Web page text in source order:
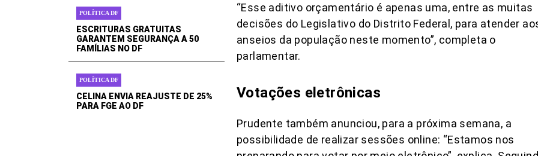
POLÍTICA DF
ESCRITURAS GRATUITAS
GARANTEM SEGURANÇA A 50
FAMÍLIAS NO DF
POLÍTICA DF
CELINA ENVIA REAJUSTE DE 25%
PARA FGE AO DF
“Esse aditivo orçamentário é apenas uma, entre as muitas
decisões do Legislativo do Distrito Federal, para atender
anseios da população neste momento”, completa o
parlamentar.
Votações eletrônicas
Prudente também anunciou, para a próxima semana, a
possibilidade de realizar sessões online: “Estamos nos